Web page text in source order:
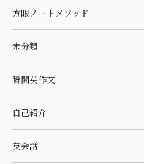
方眼ノートメソッド
未分類
瞬間英作文
自己紹介
英会話